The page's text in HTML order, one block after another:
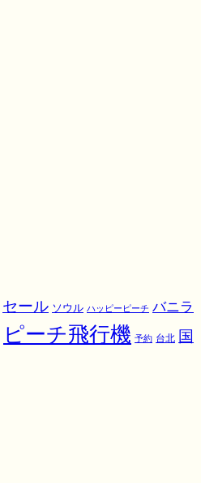
セール ソウル ハッピーピーチ バニラ
ピーチ飛行機 予約 台北 国